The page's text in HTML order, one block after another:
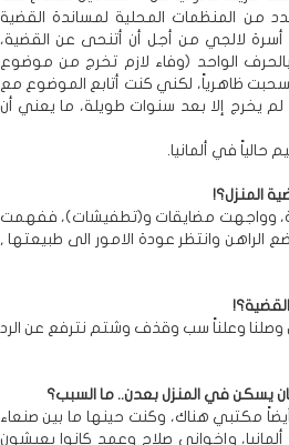
من المنظمات المحلية لمساندة القضية
لالجي من أجل أن أتنحى عن القضية،
الواحد (وفاء لازم تخرج من موضوع
ظاهرياً، لكني كنت أتابع الموضوع مع
لم يخرج إلا بعد سنوات طويلة، ما يعني أن
في ألمانيا.
المنزل؟!
وواجهت مضايقات و(تطفيشات)، ففهمت
الراهن وانتظر عودة الامور الى طبيعتها ,
وعلناً سب وقذف وشتم نترفع عن الرد
يسكن في المنزل بعدن.. ما السبب؟
المنزل إلى نهاية عام 2013، وكان أيضاً مكتبي هناك، وكنت حينها ما بين صنعاء
وإخواني صلاح وعمد كانوا يعيشون